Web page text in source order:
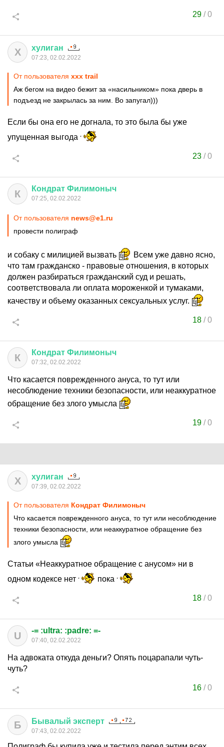
29 /0
Х хулиган
07:23, 02.02.2022
От пользователя xxx trail
Аж бегом на видео бежит за «насильником» пока дверь в
подъезд не закрылась за ним. Во запугал)))
Если бы она его не догнала, то это была бы уже
упущенная выгода
23 /0
К Кондрат Филимоныч
07:25, 02.02.2022
От пользователя news@e1.ru
провести полиграф
и собаку с милицией вызвать
Всем уже давно ясно,
что там гражданско - правовые отношения, в которых
должен разбираться гражданский суд и решать,
соответствовала ли оплата мороженкой и тумаками,
качеству и объему оказанных сексуальных услуг.
18 /0
К Кондрат Филимоныч
07:32, 02.02.2022
Что касается поврежденного ануса, то тут или
несоблюдение техники безопасности, или неаккуратное
обращение без злого умысла
19 /0
Х хулиган
07:39, 02.02.2022
От пользователя Кондрат Филимоныч
Что касается поврежденного ануса, то тут или несоблюдение
техники безопасности, или неаккуратное обращение без
злого умысла
Статьи «Неаккуратное обращение с анусом» ни в
одном кодексе нет
пока
18 /0
U -= :ultra: :padre: =-
07:40, 02.02.2022
На адвоката откуда деньги? Опять поцарапали чуть-
чуть?
16 /0
Б Бывалый эксперт
07:43, 02.02.2022